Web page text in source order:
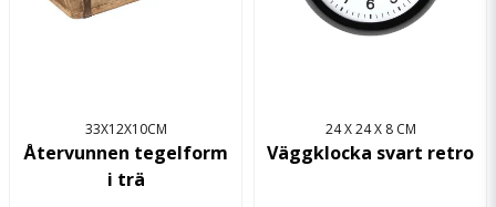
33X12X10CM
Återvunnen tegelform
i trä
24 X 24 X 8 CM
Väggklocka svart retro